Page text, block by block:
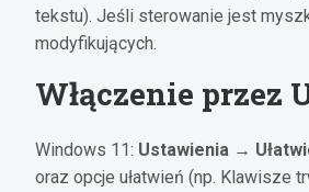
tekstu). Jeśli sterowanie jest
modyfikujących.
Włączenie przez
Windows 11: Ustawienia →
oraz opcje ułatwień (np. Klawisze